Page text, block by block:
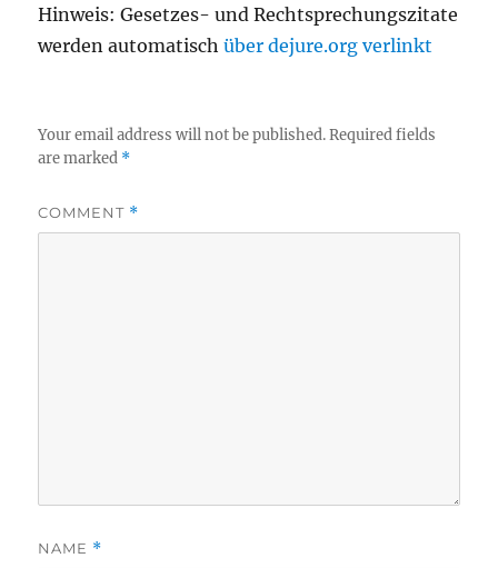
Hinweis: Gesetzes- und Rechtsprechungszitate
werden automatischüber dejure.org verlinkt
Your email address will not be published. Required fields
are marked *
COMMENT *
NAME *